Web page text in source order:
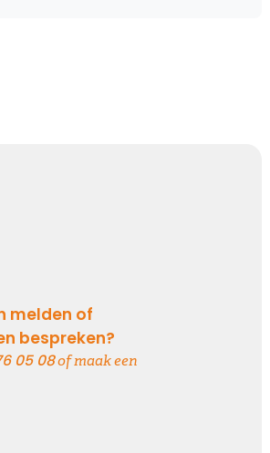
melden of
bespreken?
05 08of maak een